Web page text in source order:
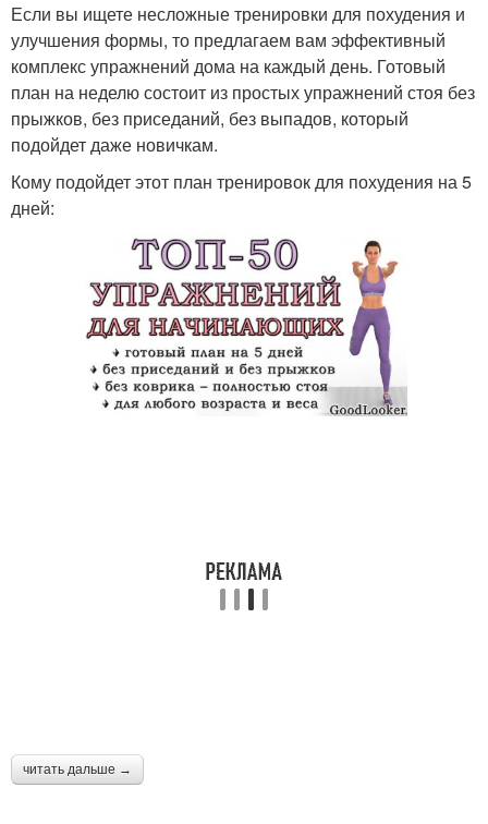
Если вы ищете несложные тренировки для похудения и
улучшения формы, то предлагаем вам эффективный
комплекс упражнений дома на каждый день. Готовый
план на неделю состоит из простых упражнений стоя без
прыжков, без приседаний, без выпадов, который
подойдет даже новичкам.
Кому подойдет этот план тренировок для похудения на 5
дней:
читать дальше →